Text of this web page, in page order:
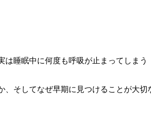
睡眠中に何度も呼吸が止まってしま
そしてなぜ早期に見つけることが大